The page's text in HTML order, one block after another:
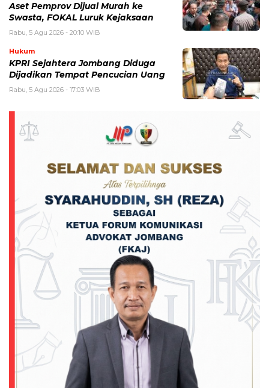
Aset Pemprov Dijual Murah ke
Swasta, FOKAL Luruk Kejaksaan
Rabu, 5 Agu 2026 - 20:10 WIB
Hukum
KPRI Sejahtera Jombang Diduga
Dijadikan Tempat Pencucian Uang
Rabu, 5 Agu 2026 - 17:03 WIB